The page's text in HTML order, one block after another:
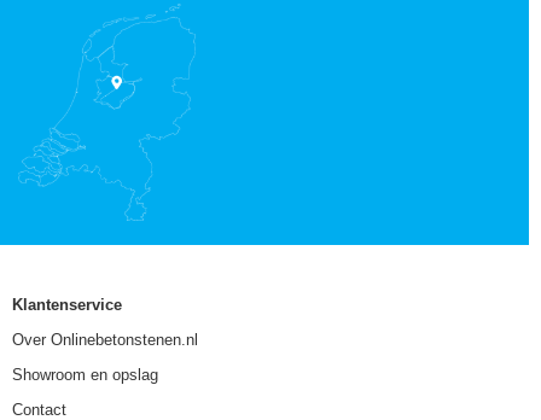
Klantenservice
Over Onlinebetonstenen.nl
Showroom en opslag
Contact